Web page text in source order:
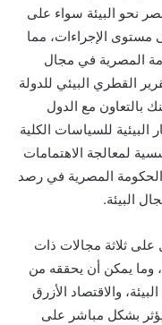
نحو البيئة سواء على
مستوى الإجراءات، مما
المصرية في مجال
القطري البيئي للدولة
بالتعاون مع الدول
البيئية للسياسات الكلية
لمعالجة الاهتمامات
الحكومة المصرية في رصد
البيئة.
على ثلاثة مجالات ذات
وما يمكن أن يحققه من
والاقتصاد الأزرق
بشكل مباشر على